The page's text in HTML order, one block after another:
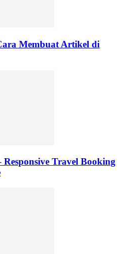
Membuat Artikel di
Responsive Travel Booking